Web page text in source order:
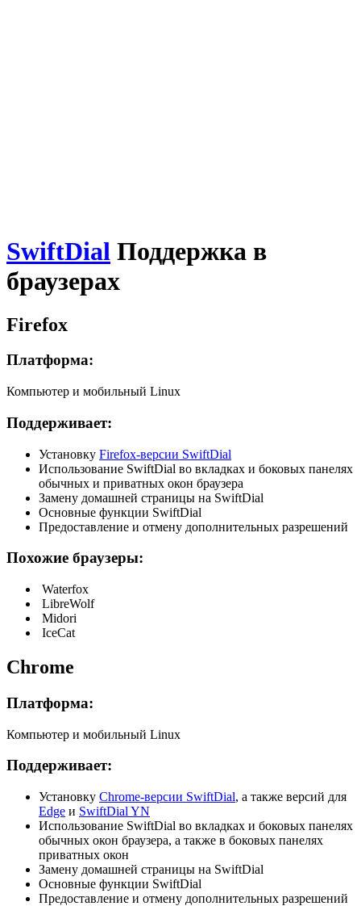
SwiftDial Поддержка в
браузерах
Firefox
Платформа:
Компьютер и мобильный Linux
Поддерживает:
Установку Firefox-версии SwiftDial
Использование SwiftDial во вкладках и боковых панелях
обычных и приватных окон браузера
Замену домашней страницы на SwiftDial
Основные функции SwiftDial
Предоставление и отмену дополнительных разрешений
Похожие браузеры:
Waterfox
LibreWolf
Midori
IceCat
Chrome
Платформа:
Компьютер и мобильный Linux
Поддерживает:
Установку Chrome-версии SwiftDial, а также версий для
Edge и SwiftDial YN
Использование SwiftDial во вкладках и боковых панелях
обычных окон браузера, а также в боковых панелях
приватных окон
Замену домашней страницы на SwiftDial
Основные функции SwiftDial
Предоставление и отмену дополнительных разрешений